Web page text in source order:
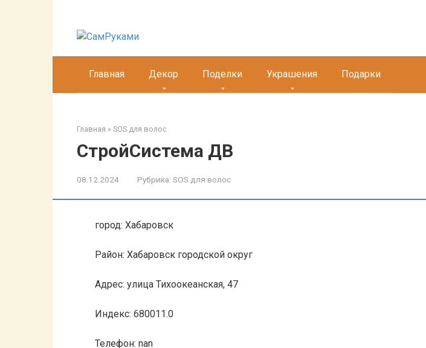
Главная Декор Поделки Украшения Подарки
Главная » SOS для волос
СтройСистема ДВ
08.12.2024 Рубрика: SOS для волос
город: Хабаровск
Район: Хабаровск городской округ
Адрес: улица Тихоокеанская, 47
Индекс: 680011.0
Телефон: nan